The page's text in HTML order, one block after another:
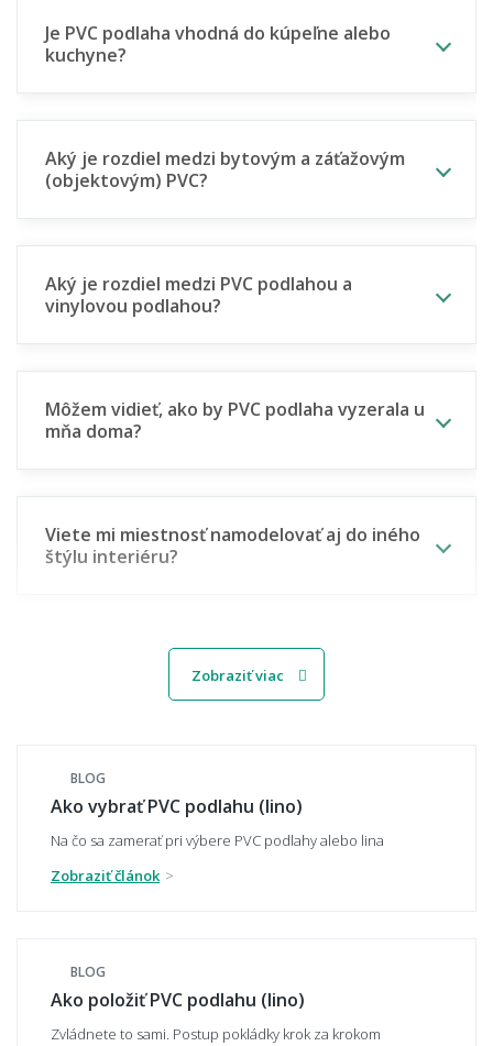
Je PVC podlaha vhodná do kúpeľne alebo
kuchyne?
Aký je rozdiel medzi bytovým a záťažovým
(objektovým) PVC?
Aký je rozdiel medzi PVC podlahou a
vinylovou podlahou?
Môžem vidieť, ako by PVC podlaha vyzerala u
mňa doma?
Viete mi miestnosť namodelovať aj do iného
štýlu interiéru?
🎨 Materiál, dekor a povrch
Aký povrch PVC podlahy zvoliť - hladký, alebo
vrúbkovaný?
Zobraziť viac
BLOG
Ako vybrať PVC podlahu (lino)
Na čo sa zamerať pri výbere PVC podlahy alebo lina
Zobraziť článok
BLOG
Ako položiť PVC podlahu (lino)
Zvládnete to sami. Postup pokládky krok za krokom